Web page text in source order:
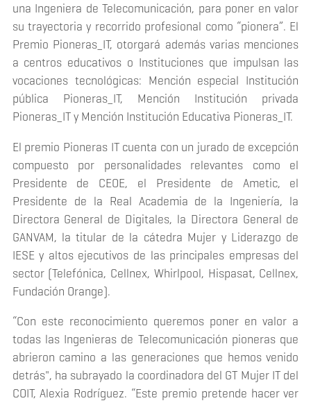
una Ingeniera de Telecomunicación, para poner en valor
su trayectoria y recorrido profesional como “pionera”. El
Premio Pioneras_IT, otorgará además varias menciones
a centros educativos o Instituciones que impulsan las
vocaciones tecnológicas: Mención especial Institución
pública Pioneras_IT, Mención Institución privada
Pioneras_IT y Mención Institución Educativa Pioneras_IT.
El premio Pioneras IT cuenta con un jurado de excepción
compuesto por personalidades relevantes como el
Presidente de CEOE, el Presidente de Ametic, el
Presidente de la Real Academia de la Ingeniería, la
Directora General de Digitales, la Directora General de
GANVAM, la titular de la cátedra Mujer y Liderazgo de
IESE y altos ejecutivos de las principales empresas del
sector (Telefónica, Cellnex, Whirlpool, Hispasat, Cellnex,
Fundación Orange).
“Con este reconocimiento queremos poner en valor a
todas las Ingenieras de Telecomunicación pioneras que
abrieron camino a las generaciones que hemos venido
detrás", ha subrayado la coordinadora del GT Mujer IT del
COIT, Alexia Rodríguez. “Este premio pretende hacer ver